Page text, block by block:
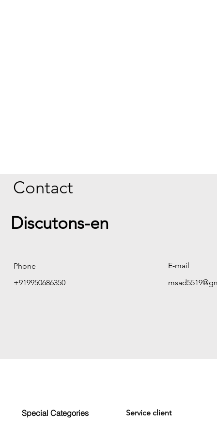
Contact
Discutons-en
Phone
+919950686350
E-mail
Service client
Special Categories